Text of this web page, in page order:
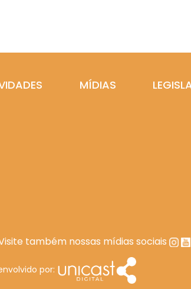
MÍDIAS
por:
também nossas mídias sociais